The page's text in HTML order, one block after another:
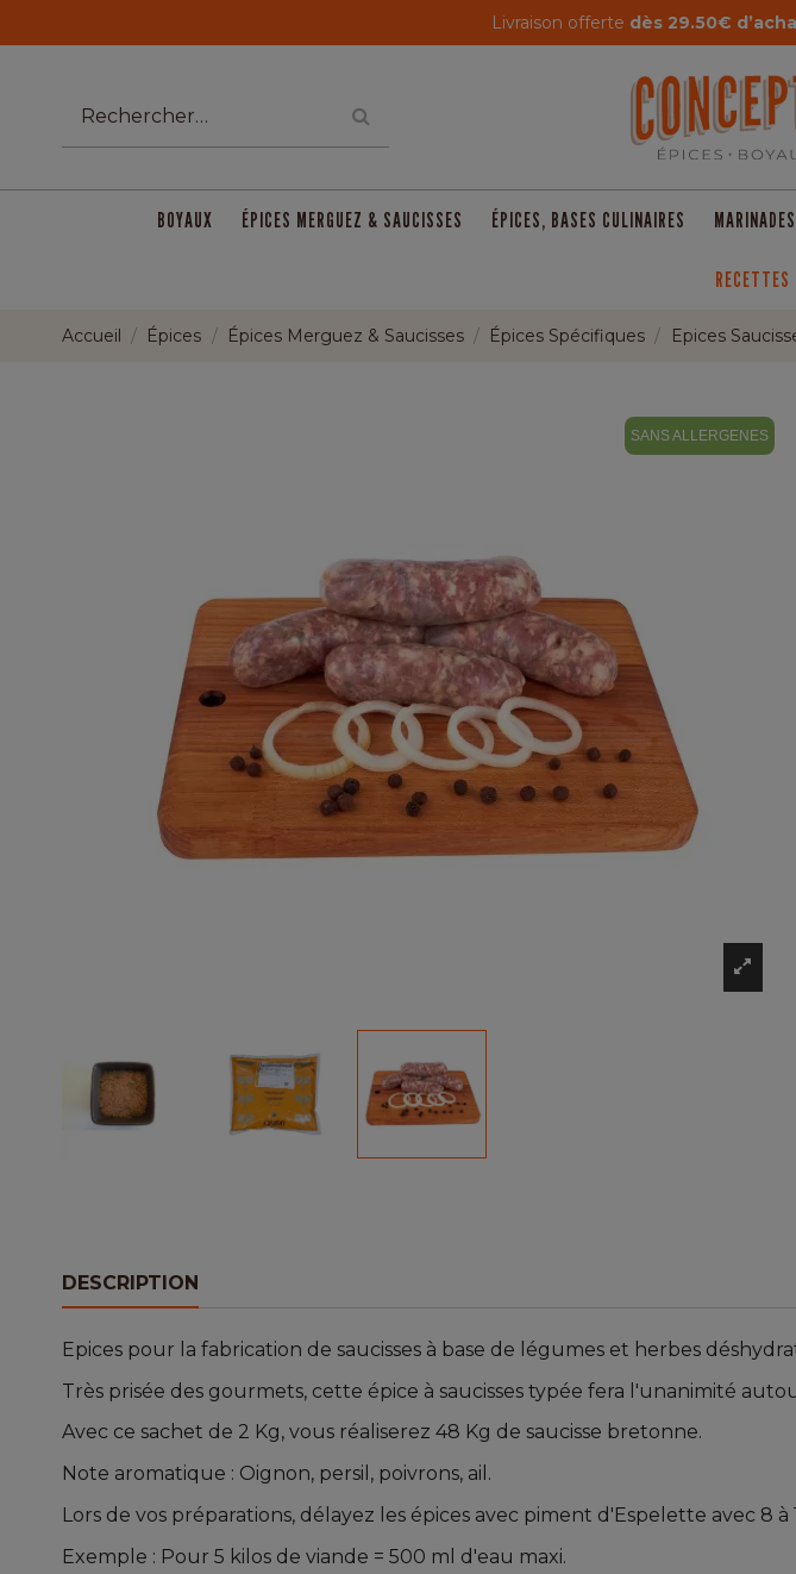
Livraison offerte dès 29.50€
BOYAUX ÉPICES MERGUEZ & SAUCISSES ÉPICES, BASES CULINAIRES MARINADES
Accueil Épices Épices Merguez & Saucisses Épices Spécifiques Epices
SANS ALLERGENES
DESCRIPTION
Epices pour la fabrication de saucisses à base de légumes et herbes
Très prisée des gourmets, cette épice à saucisses typée fera l'unanimité
Avec ce sachet de 2 Kg, vous réaliserez 48 Kg de saucisse bretonne.
Note aromatique : Oignon, persil, poivrons, ail.
Lors de vos préparations, délayez les épices avec piment d'Espelette avec
Exemple : Pour 5 kilos de viande = 500 ml d'eau maxi.